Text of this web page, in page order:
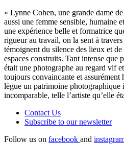
« Lynne Cohen, une grande dame
aussi une femme sensible, humaine
une expérience belle et formatrice
rigueur au travail, on la sent à
témoignent du silence des lieux et
espaces construits. Tant intense que
était une photographe au regard vif
toujours convaincante et
lègue un patrimoine photographique
incomparable, telle l’artiste qu’elle
Contact Us
Subscribe to ournewsletter
Follow us on facebook and